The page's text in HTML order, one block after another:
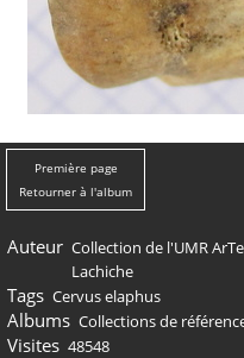
Première page
Retourner à l'album
Auteur Collection de l'UMR
Lachiche
Tags Cervus elaphus
Albums Collections de
Visites 48548